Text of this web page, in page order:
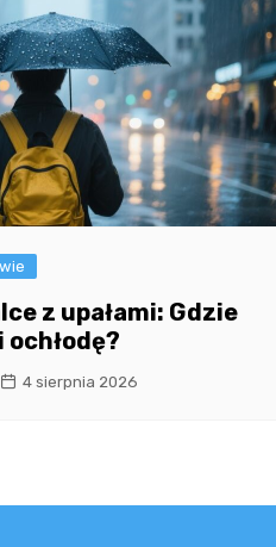
z upałami: Gdzie
4 sierpnia 2026